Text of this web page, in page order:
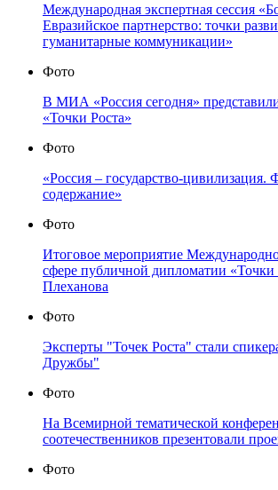
Международная экспертная сессия
Евразийское партнерство: точки
гуманитарные коммуникации»
Фото
В МИА «Россия сегодня»
«Точки Роста»
Фото
«Россия – государство-цивилизация.
содержание»
Фото
Итоговое мероприятие
сфере публичной дипломатии
Плеханова
Фото
Эксперты "Точек Роста" стали
Дружбы"
Фото
На Всемирной тематической
соотечественников презентовали
Фото